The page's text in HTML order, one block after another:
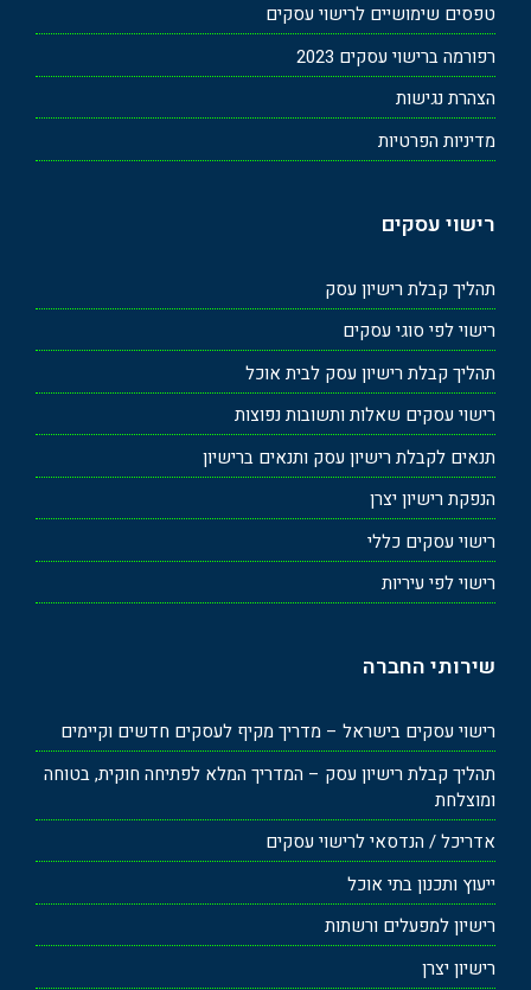
טפסים שימושיים לרישוי עסקים
רפורמה ברישוי עסקים 2023
הצהרת נגישות
מדיניות הפרטיות
רישוי עסקים
תהליך קבלת רישיון עסק
רישוי לפי סוגי עסקים
תהליך קבלת רישיון עסק לבית אוכל
רישוי עסקים שאלות ותשובות נפוצות
תנאים לקבלת רישיון עסק ותנאים ברישיון
הנפקת רישיון יצרן
רישוי עסקים כללי
רישוי לפי עיריות
שירותי החברה
רישוי עסקים בישראל – מדריך מקיף לעסקים חדשים וקיימים
תהליך קבלת רישיון עסק – המדריך המלא לפתיחה חוקית, בטוחה
ומוצלחת
אדריכל / הנדסאי לרישוי עסקים
ייעוץ ותכנון בתי אוכל
רישיון למפעלים ורשתות
רישיון יצרן